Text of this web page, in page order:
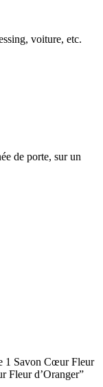
voiture, etc.
de porte, sur un
1 Savon Cœur Fleur
Fleur d’Oranger”